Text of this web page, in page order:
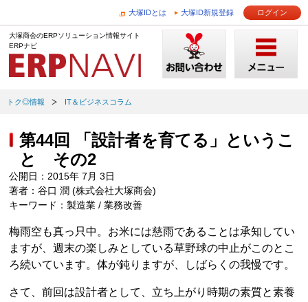
大塚IDとは 大塚ID新規登録 ログイン
大塚商会のERPソリューション情報サイト
ERPナビ
トク◎情報 IT＆ビジネスコラム
第44回 「設計者を育てる」というこ
と その2
公開日：2015年 7月 3日
著者：谷口 潤 (株式会社大塚商会)
キーワード：製造業 / 業務改善
梅雨空も真っ只中。お米には慈雨であることは承知してい
ますが、週末の楽しみとしている草野球の中止がこのとこ
ろ続いています。体が鈍りますが、しばらくの我慢です。
さて、前回は設計者として、立ち上がり時期の素質と素養